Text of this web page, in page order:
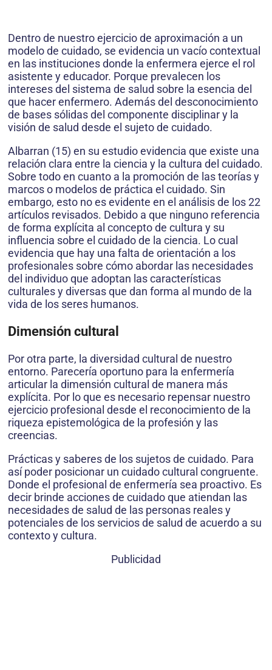
Dentro de nuestro ejercicio de aproximación a un
modelo de cuidado, se evidencia un vacío contextual
en las instituciones donde la enfermera ejerce el rol
asistente y educador. Porque prevalecen los
intereses del sistema de salud sobre la esencia del
que hacer enfermero. Además del desconocimiento
de bases sólidas del componente disciplinar y la
visión de salud desde el sujeto de cuidado.
Albarran (15) en su estudio evidencia que existe una
relación clara entre la ciencia y la cultura del cuidado.
Sobre todo en cuanto a la promoción de las teorías y
marcos o modelos de práctica el cuidado. Sin
embargo, esto no es evidente en el análisis de los 22
artículos revisados. Debido a que ninguno referencia
de forma explícita al concepto de cultura y su
influencia sobre el cuidado de la ciencia. Lo cual
evidencia que hay una falta de orientación a los
profesionales sobre cómo abordar las necesidades
del individuo que adoptan las características
culturales y diversas que dan forma al mundo de la
vida de los seres humanos.
Dimensión cultural
Por otra parte, la diversidad cultural de nuestro
entorno. Parecería oportuno para la enfermería
articular la dimensión cultural de manera más
explícita. Por lo que es necesario repensar nuestro
ejercicio profesional desde el reconocimiento de la
riqueza epistemológica de la profesión y las
creencias.
Prácticas y saberes de los sujetos de cuidado. Para
así poder posicionar un cuidado cultural congruente.
Donde el profesional de enfermería sea proactivo. Es
decir brinde acciones de cuidado que atiendan las
necesidades de salud de las personas reales y
potenciales de los servicios de salud de acuerdo a su
contexto y cultura.
Publicidad